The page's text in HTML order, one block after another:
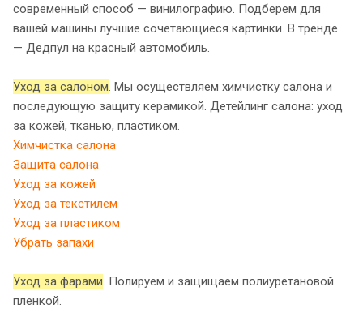
современный способ — винилографию. Подберем для
вашей машины лучшие сочетающиеся картинки. В тренде
— Дедпул на красный автомобиль.
Уход за салоном. Мы осуществляем химчистку салона и
последующую защиту керамикой. Детейлинг салона: уход
за кожей, тканью, пластиком.
Химчистка салона
Защита салона
Уход за кожей
Уход за текстилем
Уход за пластиком
Убрать запахи
Уход за фарами. Полируем и защищаем полиуретановой
пленкой.